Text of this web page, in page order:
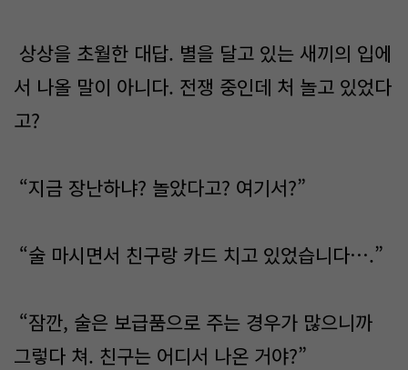
상상을 초월한 대답. 별을 달고 있는 새끼의 입에
서 나올 말이 아니다. 전쟁 중인데 처 놀고 있었다
고?
“지금 장난하냐? 놀았다고? 여기서?”
“술 마시면서 친구랑 카드 치고 있었습니다….”
“잠깐, 술은 보급품으로 주는 경우가 많으니까
그렇다 쳐. 친구는 어디서 나온 거야?”